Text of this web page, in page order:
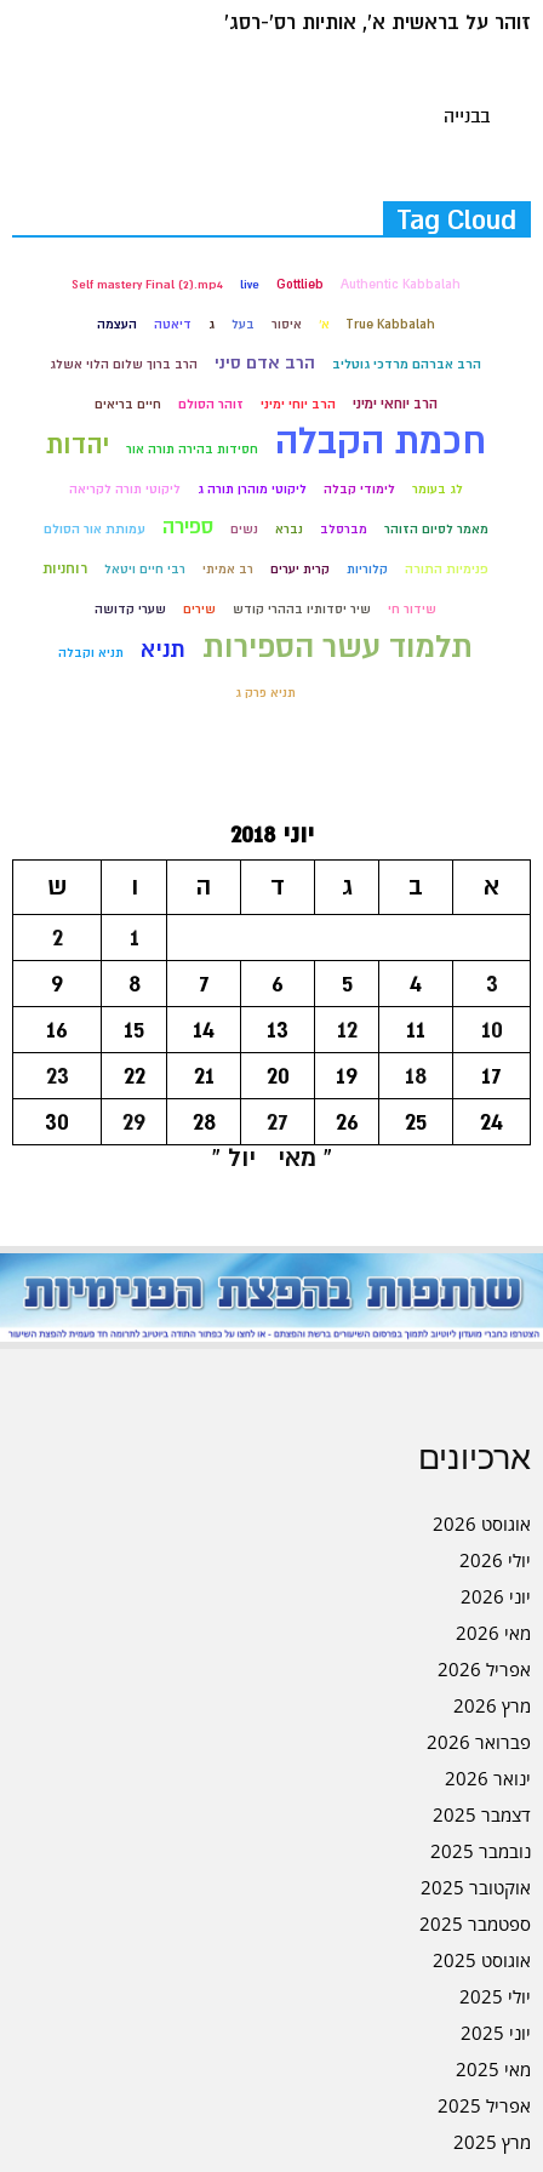
זוהר על בראשית א', אותיות רס'-רסג'
בבנייה
Tag Cloud
Authentic Kabbalah
Gottlieb
live
Self mastery Final (2).mp4
True Kabbalah א' איסור בעל ג דיאטה העצמה
הרב אברהם מרדכי גוטליב הרב אדם סיני הרב ברוך שלום הלוי אשלג
הרב יוחאי ימיני הרב יוחי ימיני זוהר הסולם חיים בריאים
חכמת הקבלה חסידות בהירה תורה אור יהדות
לג בעומר לימודי קבלה ליקוטי מוהרן תורה ג ליקוטי תורה לקריאה
מאמר לסיום הזוהר מברסלב נברא נשים ספירה עמותת אור הסולם
פנימיות התורה קלוריות קרית יערים רב אמיתי רבי חיים ויטאל רוחניות
שידור חי שיר יסדותיו בההרי קודש שירים שערי קדושה
תלמוד עשר הספירות תניא תניא וקבלה
תניא פרק ג
יוני 2018
א
ב ג ד ה ו
ש
1
2
3
4
5
6
7
8
9
10
11
12
13
14
15
16
17
18
19
20
21
22
23
24
25
26
27
28
29
30
« מאי
יול »
ארכיונים
אוגוסט 2026
יולי 2026
יוני 2026
מאי 2026
אפריל 2026
מרץ 2026
פברואר 2026
ינואר 2026
דצמבר 2025
נובמבר 2025
אוקטובר 2025
ספטמבר 2025
אוגוסט 2025
יולי 2025
יוני 2025
מאי 2025
אפריל 2025
מרץ 2025